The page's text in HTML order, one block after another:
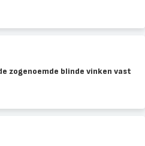
zogenoemde blinde vinken vast